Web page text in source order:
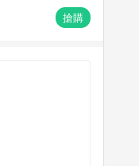
搶購